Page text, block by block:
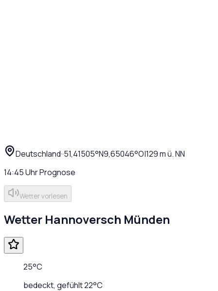
Deutschland··51,41505°N9,65046°O|129m ü. NN
14:45UhrPrognose
Wetter vorlesen
Wetter Hannoversch Münden
25°C
bedeckt, gefühlt22°C